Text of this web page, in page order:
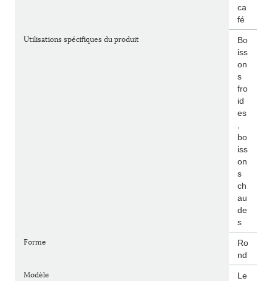
ca
fé
Utilisations spécifiques du produit
Bo
iss
on
s
fro
id
es
bo
iss
on
s
ch
au
de
s
Forme
Ro
nd
Modèle
Le